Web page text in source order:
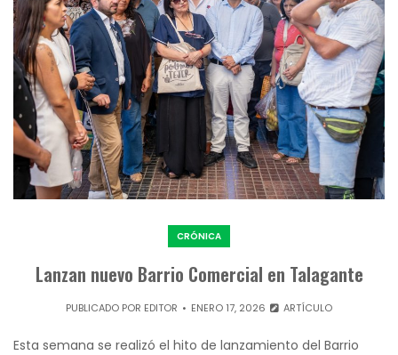
CRÓNICA
Lanzan nuevo Barrio Comercial en Talagante
PUBLICADO POR EDITOR ENERO 17, 2026 ARTÍCULO
Esta semana se realizó el hito de lanzamiento del Barrio